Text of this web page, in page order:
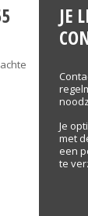
JE
Je
met
een
te